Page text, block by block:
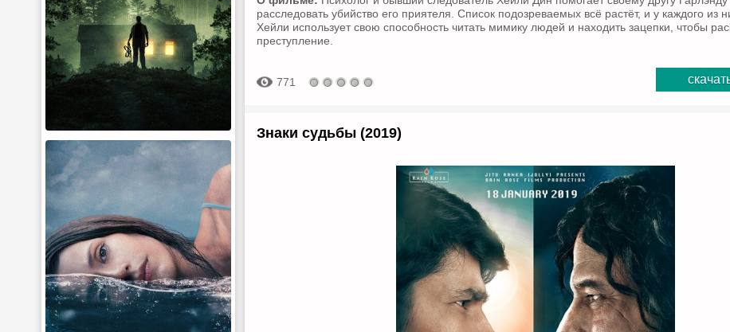
расследовать убийство его приятеля. Список подозреваемых всё растёт, и у каждого из
Хейли использует свою способность читать мимику людей и находить зацепки, чтобы
преступление.
771
Знаки судьбы (2019)